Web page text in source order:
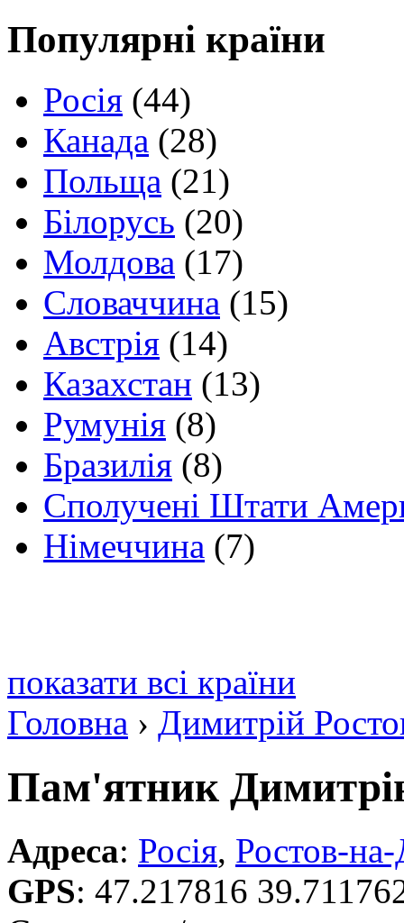
Популярні країни
Росія (44)
Канада (28)
Польща (21)
Білорусь (20)
Молдова (17)
Словаччина (15)
Австрія (14)
Казахстан (13)
Румунія (8)
Бразилія (8)
Сполучені Штати
Німеччина (7)
показати всі країни
Головна › Димитрій
Пам'ятник
Адреса: Росія, Ростов-
GPS: 47.217816